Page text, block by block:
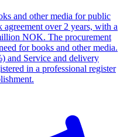
and other media for public
over 2 years, with a
NOK. The procurement
for books and other media.
and Service and delivery
in a professional register